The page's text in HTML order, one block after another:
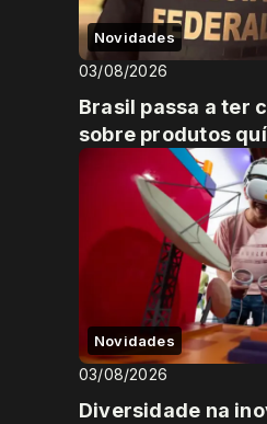
Novidades
03/08/2026
Brasil passa a ter
sobre produtos
Novidades
03/08/2026
Diversidade na